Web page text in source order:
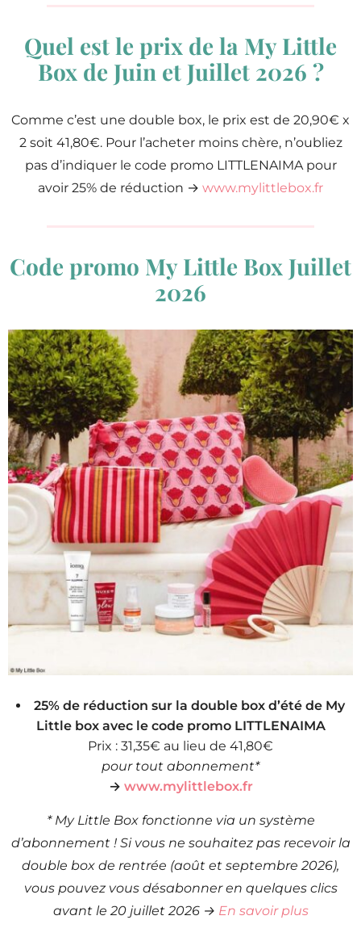
Quel est le prix de la My Little
Box de Juin et Juillet 2026 ?
Comme c’est une double box, le prix est de 20,90€ x
2 soit 41,80€. Pour l’acheter moins chère, n’oubliez
pas d’indiquer le code promo LITTLENAIMA pour
avoir 25% de réduction → www.mylittlebox.fr
Code promo My Little Box Juillet
2026
25% de réduction sur la double box d’été de My
Little box avec le code promo LITTLENAIMA
Prix : 31,35€ au lieu de 41,80€
pour tout abonnement*
→ www.mylittlebox.fr
* My Little Box fonctionne via un système
d’abonnement ! Si vous ne souhaitez pas recevoir la
double box de rentrée (août et septembre 2026),
vous pouvez vous désabonner en quelques clics
avant le 20 juillet 2026 → En savoir plus